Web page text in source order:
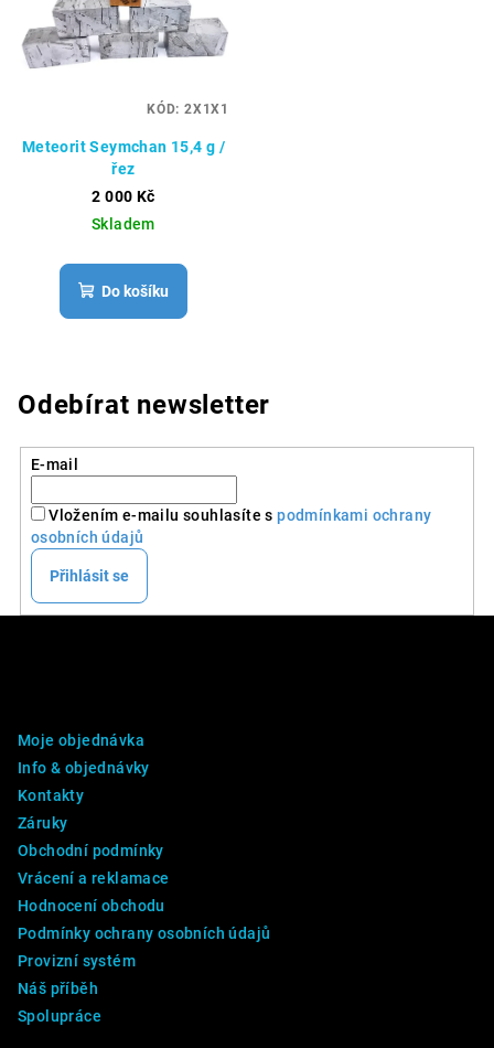
Meteorit Seymchan 15,4 g /
řez
2 000 Kč
Skladem
Do košíku
KÓD: 2X1X1
Odebírat newsletter
E-mail
Vložením e-mailu souhlasíte spodmínkami ochrany
osobních údajů
Přihlásit se
Moje objednávka
Info & objednávky
Kontakty
Záruky
Obchodní podmínky
Vrácení a reklamace
Hodnocení obchodu
Podmínky ochrany osobních údajů
Provizní systém
Náš příběh
Spolupráce